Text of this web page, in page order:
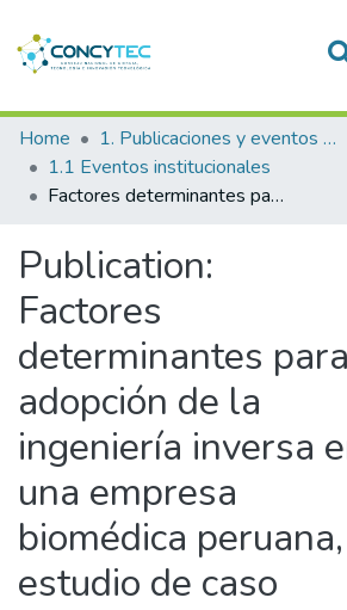
Communities & Collections
Research Outputs
People
Statistics
Home
1. Publicaciones y eventos institucionales
1.1 Eventos institucionales
Factores determinantes para la adopción de la ingeniería inversa en una empresa biomédica peruana, estudio de caso
Publication:
Factores
determinantes
adopción de la
ingeniería inversa
una empresa
biomédica peruana,
estudio de caso